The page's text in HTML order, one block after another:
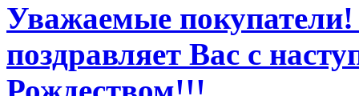
Уважаемые
поздравляет Вас с